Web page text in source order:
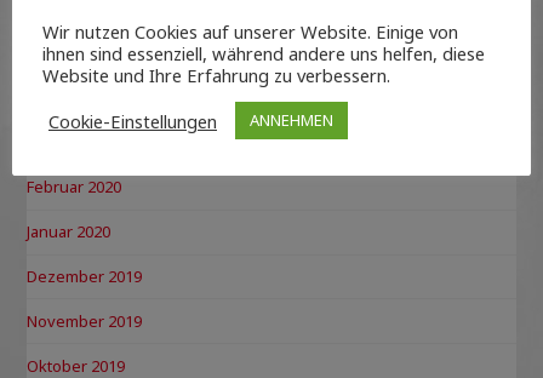
Mai 2020
Februar 2020
Januar 2020
Dezember 2019
November 2019
Oktober 2019
Wir nutzen Cookies auf unserer Website. Einige von
ihnen sind essenziell, während andere uns helfen, diese
Website und Ihre Erfahrung zu verbessern.
Cookie-Einstellungen
ANNEHMEN